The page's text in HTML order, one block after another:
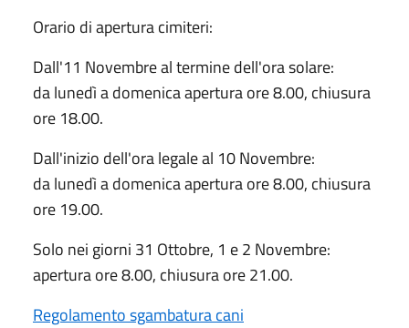
Orario di apertura cimiteri:
Dall'11 Novembre al termine dell'ora solare:
da lunedì a domenica apertura ore 8.00, chiusura
ore 18.00.
Dall'inizio dell'ora legale al 10 Novembre:
da lunedì a domenica apertura ore 8.00, chiusura
ore 19.00.
Solo nei giorni 31 Ottobre, 1 e 2 Novembre:
apertura ore 8.00, chiusura ore 21.00.
Regolamento sgambatura cani